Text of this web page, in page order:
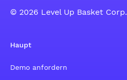
© 2026 Level Up Basket Corp.
Haupt
Demo anfordern